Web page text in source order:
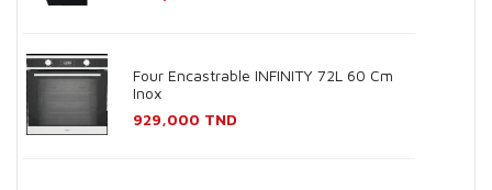
Four Encastrable INFINITY 72L 60 Cm
Inox
Prix
929,000 TND